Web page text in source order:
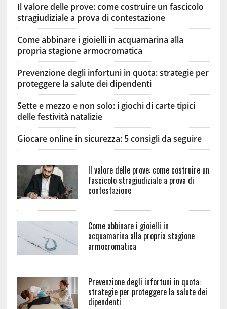
Il valore delle prove: come costruire un fascicolo
stragiudiziale a prova di contestazione
Come abbinare i gioielli in acquamarina alla
propria stagione armocromatica
Prevenzione degli infortuni in quota: strategie per
proteggere la salute dei dipendenti
Sette e mezzo e non solo: i giochi di carte tipici
delle festività natalizie
Giocare online in sicurezza: 5 consigli da seguire
Il valore delle prove: come costruire un
fascicolo stragiudiziale a prova di
contestazione
Come abbinare i gioielli in
acquamarina alla propria stagione
armocromatica
Prevenzione degli infortuni in quota:
strategie per proteggere la salute dei
dipendenti